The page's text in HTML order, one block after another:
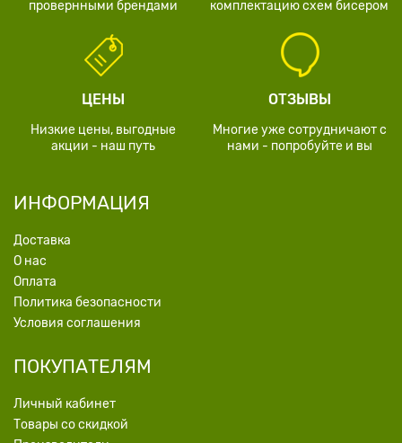
провернными брендами
комплектацию схем бисером
ЦЕНЫ
Низкие цены, выгодные
акции - наш путь
ОТЗЫВЫ
Многие уже сотрудничают с
нами - попробуйте и вы
ИНФОРМАЦИЯ
Доставка
О нас
Оплата
Политика безопасности
Условия соглашения
ПОКУПАТЕЛЯМ
Личный кабинет
Товары со скидкой